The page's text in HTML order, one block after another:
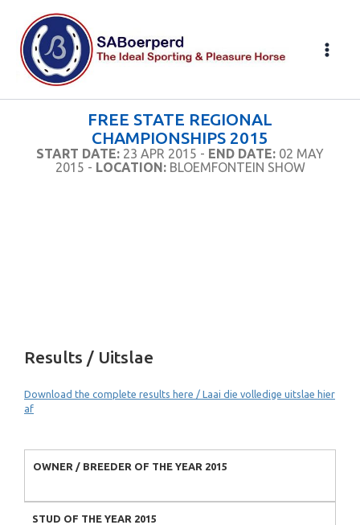
content
FREE STATE REGIONAL
CHAMPIONSHIPS 2015
START DATE: 23 APR 2015 - END DATE: 02 MAY
2015 - LOCATION:BLOEMFONTEIN SHOW
Results / Uitslae
Download the complete results here / Laai die volledige uitslae hier
af
OWNER / BREEDER OF THE YEAR 2015
STUD OF THE YEAR 2015